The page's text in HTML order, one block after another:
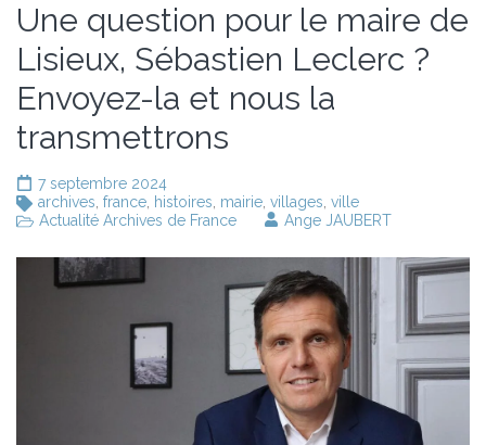
Une question pour le maire de
Lisieux, Sébastien Leclerc ?
Envoyez-la et nous la
transmettrons
7 septembre 2024
archives, france, histoires, mairie, villages, ville
Actualité Archives de France
Ange JAUBERT